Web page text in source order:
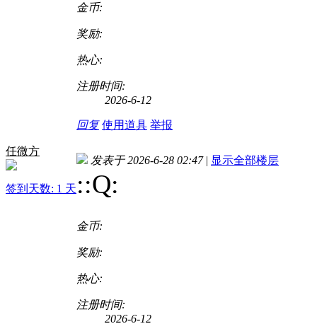
金币:
奖励:
热心:
注册时间:
2026-6-12
回复 使用道具 举报
任微方
签到天数: 1 天
发表于 2026-6-28 02:47 | 显示全部楼层
::Q:
金币:
奖励:
热心:
注册时间:
2026-6-12